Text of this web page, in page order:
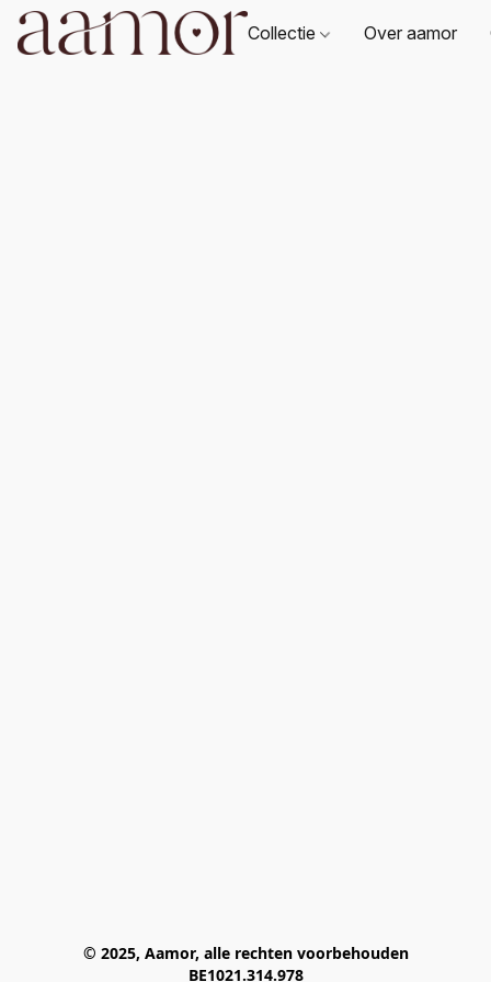
Collectie Over aamor
© 2025, Aamor, alle rechten voorbehouden
BE1021.314.978